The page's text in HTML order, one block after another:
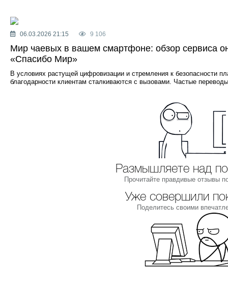
06.03.2026 21:15 9 106
Мир чаевых в вашем смартфоне: обзор сервиса
«Спасибо Мир»
В условиях растущей цифровизации и стремления к безопасности
благодарности клиентам сталкиваются с вызовами. Частые
Размышляете над
Прочитайте правдивые отзывы
Уже совершили
Поделитесь своими